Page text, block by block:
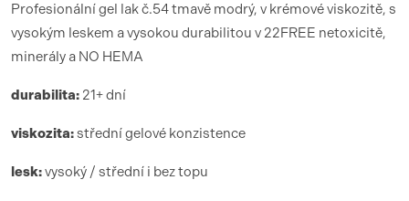
Profesionální gel lak č.54 tmavě modrý, v krémové viskozitě, s
vysokým leskem a vysokou durabilitou v 22FREE netoxicitě,
minerály a NO HEMA
durabilita: 21+ dní
viskozita:střední gelové konzistence
lesk:vysoký / střední i bez topu